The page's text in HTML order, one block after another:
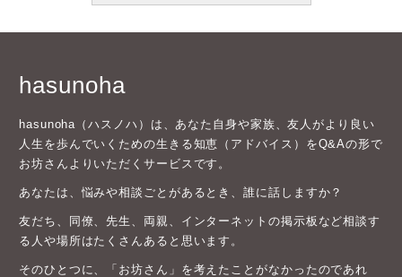
hasunoha
hasunoha（ハスノハ）は、あなた自身や家族、友人がより良い
人生を歩んでいくための生きる知恵（アドバイス）をQ&Aの形で
お坊さんよりいただくサービスです。
あなたは、悩みや相談ごとがあるとき、誰に話しますか？
友だち、同僚、先生、両親、インターネットの掲示板など相談す
る人や場所はたくさんあると思います。
そのひとつに、「お坊さん」を考えたことがなかったのであれ